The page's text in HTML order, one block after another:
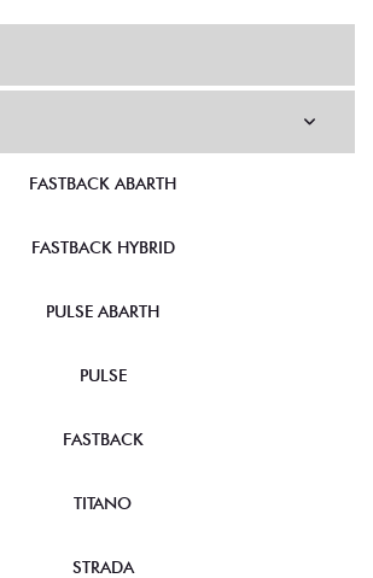
FASTBACK ABARTH
FASTBACK HYBRID
PULSE ABARTH
PULSE
FASTBACK
TITANO
STRADA